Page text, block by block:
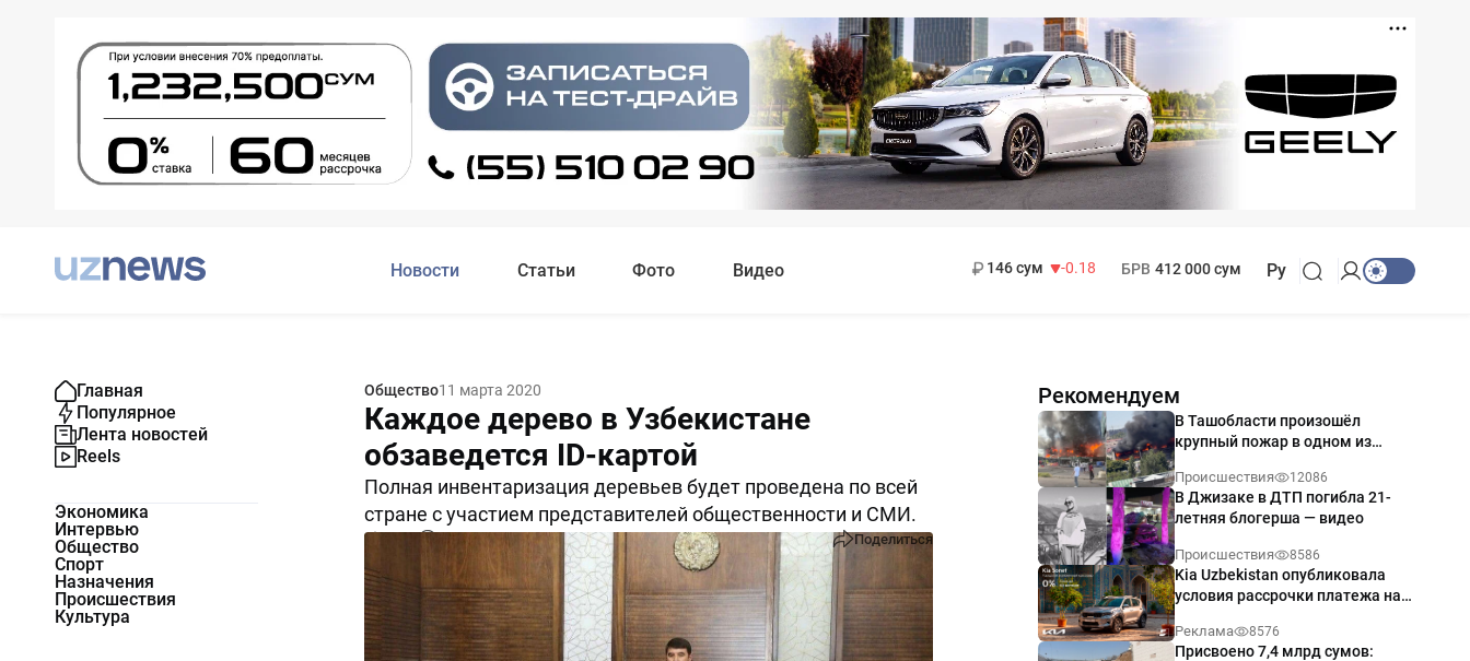
Новости Статьи Фото Видео
146 сум
-0.18
БРВ 412 000 сум Ру
Главная
Популярное
Лента новостей
Reels
Экономика
Интервью
Общество
Спорт
Назначения
Происшествия
Культура
Общество11 марта 2020
Каждое дерево в Узбекистане
обзаведется ID-картой
Полная инвентаризация деревьев будет проведена по всей
стране с участием представителей общественности и СМИ.
Поделиться
Рекомендуем
В Ташобласти произошёл
крупный пожар в одном из
Происшествия 12086
В Джизаке в ДТП погибла 21-
летняя блогерша — видео
Происшествия 8586
Kia Uzbekistan опубликовала
условия рассрочки платежа на
годовых
Реклама 8576
Присвоено 7,4 млрд сумов: